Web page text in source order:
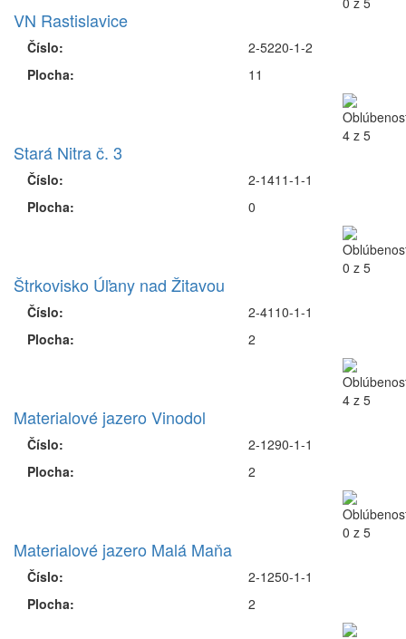
VN Rastislavice
Číslo:
Plocha:
2-5220-1-2
11
Stará Nitra č. 3
Číslo:
Plocha:
2-1411-1-1
0
Štrkovisko Úľany nad Žitavou
Číslo:
Plocha:
2-4110-1-1
2
Materialové jazero Vinodol
Číslo:
Plocha:
2-1290-1-1
2
Materialové jazero Malá Maňa
Číslo:
Plocha:
2-1250-1-1
2